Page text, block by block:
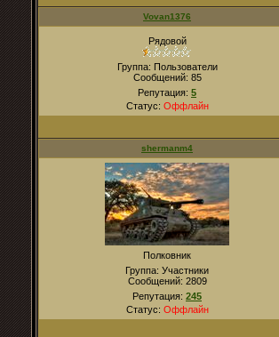
Vovan1376
Рядовой
Группа: Пользователи
Сообщений: 85
Репутация: 5
Статус: Оффлайн
shermanm4
Полковник
Группа: Участники
Сообщений: 2809
Репутация: 245
Статус: Оффлайн